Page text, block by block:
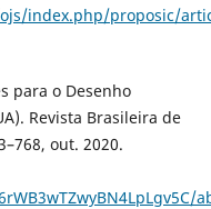
index.php/proposic/
para o Desenho
Revista Brasileira de
out. 2020.